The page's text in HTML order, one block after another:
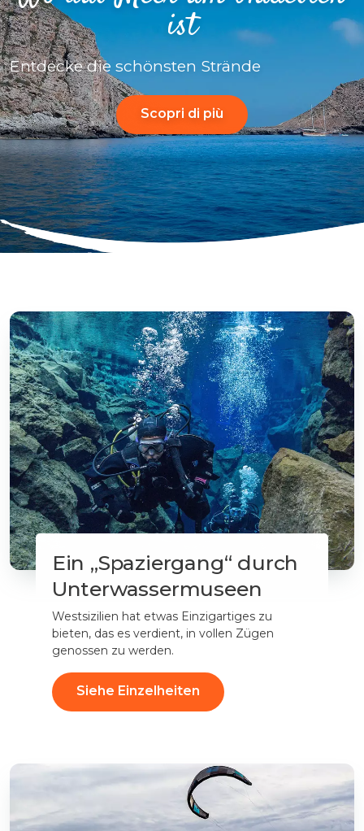
ist
Entdecke die schönsten Strände
Scopri di più
Ein „Spaziergang“ durch
Unterwassermuseen
Westsizilien hat etwas Einzigartiges zu
bieten, das es verdient, in vollen Zügen
genossen zu werden.
Siehe Einzelheiten